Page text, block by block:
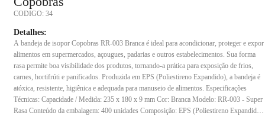
CODIGO: 34
Detalhes:
A bandeja de isopor Copobras RR-003 Branca é ideal para acondicionar, proteger e expor
alimentos em supermercados, açougues, padarias e outros estabelecimentos. Sua forma
rasa permite boa visibilidade dos produtos, tornando-a prática para exposição de frios,
carnes, hortifrúti e panificados. Produzida em EPS (Poliestireno Expandido), a bandeja é
atóxica, resistente, higiênica e adequada para manuseio de alimentos. Especificações
Técnicas: Capacidade / Medida: 235 x 180 x 9 mm Cor: Branca Modelo: RR-003 - Super
Rasa Conteúdo da embalagem: 400 unidades Composição: EPS (Poliestireno Expandido)